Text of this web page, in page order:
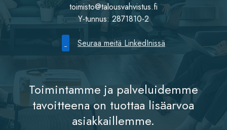
toimisto@talousvahvistus.fi
Y-tunnus: 2871810-2
Seuraa meitä LinkedInissä
Toimintamme ja palveluidemme
tavoitteena on tuottaa lisäarvoa
asiakkaillemme.